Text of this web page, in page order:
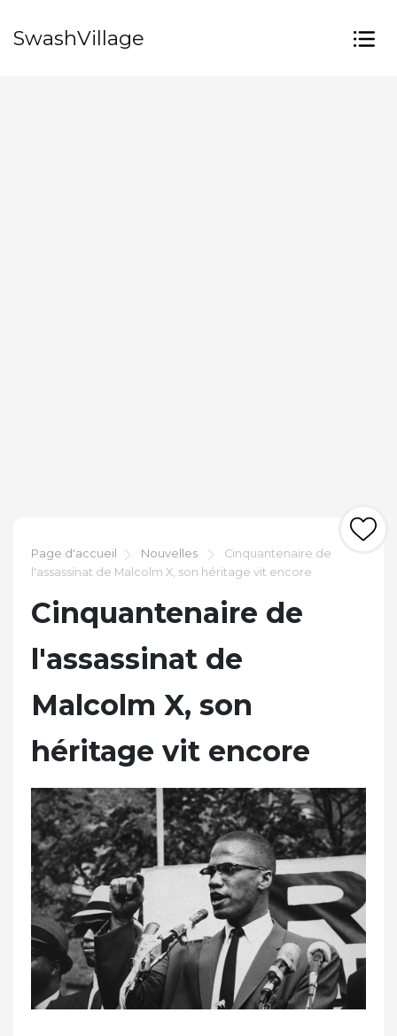
SwashVillage
Page d'accueil Nouvelles
Cinquantenaire de
l'assassinat de Malcolm X, son héritage vit encore
Cinquantenaire de
l'assassinat de
Malcolm X, son
héritage vit encore